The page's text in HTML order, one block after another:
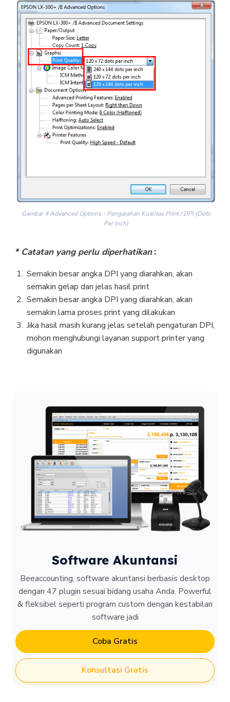
Gambar 4 Advanced Options - Pengarahan Kualitas Print / DPI (Dots
Per Inch)
* Catatan yang perlu diperhatikan :
Semakin besar angka DPI yang diarahkan, akan
semakin gelap dan jelas hasil print
Semakin besar angka DPI yang diarahkan, akan
semakin lama proses print yang dilakukan
Jika hasil masih kurang jelas setelah pengaturan DPI,
mohon menghubungi layanan support printer yang
digunakan
Software Akuntansi
Beeaccounting, software akuntansi berbasis desktop
dengan 47 plugin sesuai bidang usaha Anda. Powerful
& fleksibel seperti program custom dengan kestabilan
software jadi
Coba Gratis
Konsultasi Gratis